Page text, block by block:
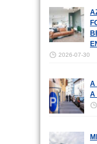
2026-07-30
A
A